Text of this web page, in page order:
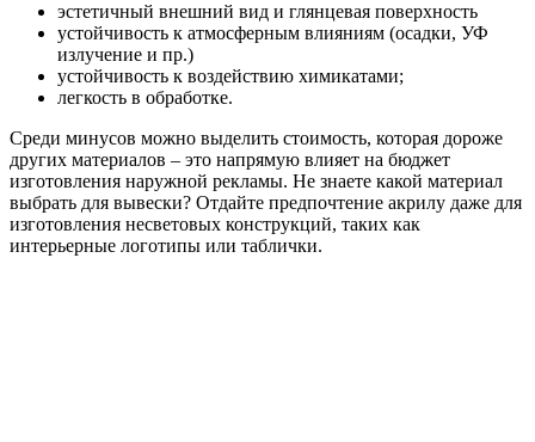
эстетичный внешний вид и глянцевая поверхность
устойчивость к атмосферным влияниям (осадки, УФ
излучение и пр.)
устойчивость к воздействию химикатами;
легкость в обработке.
Среди минусов можно выделить стоимость, которая дороже
других материалов – это напрямую влияет на бюджет
изготовления наружной рекламы. Не знаете какой материал
выбрать для вывески? Отдайте предпочтение акрилу даже для
изготовления несветовых конструкций, таких как
интерьерные логотипы или таблички.